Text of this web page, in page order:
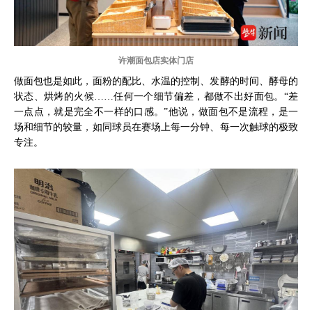
许潮面包店实体门店
做面包也是如此，面粉的配比、水温的控制、发酵的时间、酵母的
状态、烘烤的火候……任何一个细节偏差，都做不出好面包。“差
一点点，就是完全不一样的口感。”他说，做面包不是流程，是一
场和细节的较量，如同球员在赛场上每一分钟、每一次触球的极致
专注。